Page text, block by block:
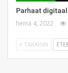
Parhaat
heinä 4, 2022
TAKAISIN